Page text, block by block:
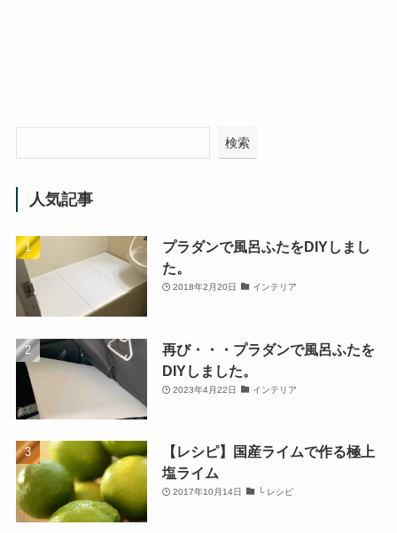
検索
人気記事
プラダンで風呂ふたをDIYしまし
た。
2018年2月20日 インテリア
再び・・・プラダンで風呂ふたを
DIYしました。
2023年4月22日 インテリア
【レシピ】国産ライムで作る極上
塩ライム
2017年10月14日 └ レシピ